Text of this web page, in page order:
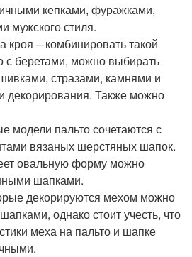
кепками, фуражками,
мужского стиля.
кроя – комбинировать такой
с беретами, можно выбирать
стразами, камнями и
декорирования. Также можно
модели пальто сочетаются с
вязаных шерстяных шапок.
овальную форму можно
шапками.
декорируются мехом можно
однако стоит учесть, что
меха на пальто и шапке